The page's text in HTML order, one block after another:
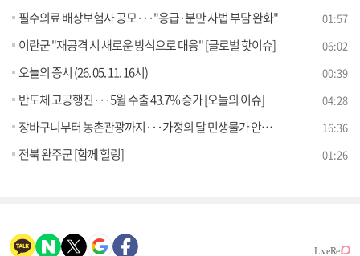
필수의료 배상보험사 공모···"응급·분만 사법 부담 완화" 01:57
이란군 "재공격 시 새로운 방식으로 대응" [글로벌 핫이슈] 06:02
오늘의 증시 (26. 05. 11. 16시) 00:39
반도체 고공행진···5월 수출 43.7% 증가 [오늘의 이슈] 04:28
장바구니부터 농촌관광까지···가정의 달 민생물가 안정 총력 [경제&이슈] 16:36
전북 완주군 [함께 힐링] 01:26